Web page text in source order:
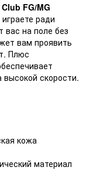
FG/MG
ради
вас на поле без
вам проявить
Плюс
скорости.
кожа
материал